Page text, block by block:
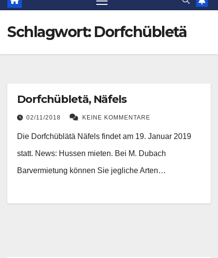
Schlagwort: Dorfchübletä
Dorfchübletä, Näfels
02/11/2018 KEINE KOMMENTARE
Die Dorfchüblätä Näfels findet am 19. Januar 2019
statt. News: Hussen mieten. Bei M. Dubach
Barvermietung können Sie jegliche Arten…